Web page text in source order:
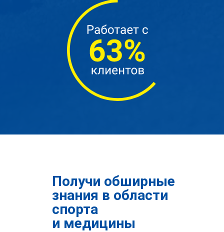
Получи обширные
знания в области
спорта
и медицины